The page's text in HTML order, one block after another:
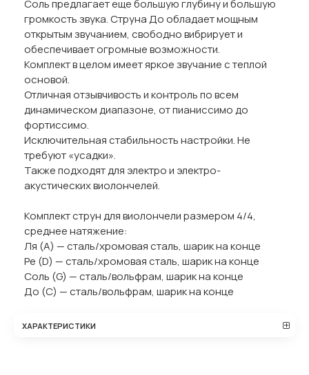
Соль предлагает еще большую глубину и большую
громкость звука. Струна До обладает мощным
открытым звучанием, свободно вибрирует и
обеспечивает огромные возможности.
Комплект в целом имеет яркое звучание с теплой
основой.
Отличная отзывчивость и контроль по всем
динамическом диапазоне, от пианиссимо до
фортиссимо.
Исключительная стабильность настройки. Не
требуют «усадки».
Также подходят для электро и электро-
акустических виолончелей.
Комплект струн для виолончели размером 4/4,
среднее натяжение:
Ля (А) — сталь/хромовая сталь, шарик на конце
Ре (D) — сталь/хромовая сталь, шарик на конце
Соль (G) — сталь/вольфрам, шарик на конце
До (C) — сталь/вольфрам, шарик на конце
ХАРАКТЕРИСТИКИ